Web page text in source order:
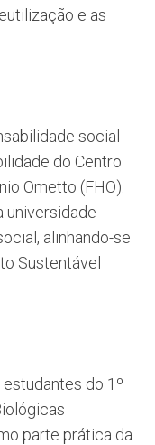
e as
social
do Centro
Ometto (FHO).
universidade
alinhando-se
Sustentável
do 1º
parte prática da